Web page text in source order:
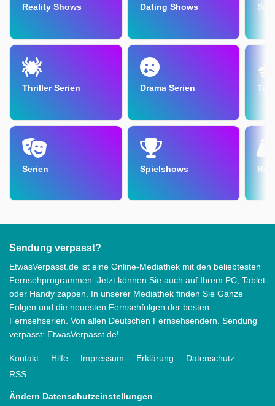
Reality Shows Dating Shows
Thriller Serien Drama Serien
Serien Spielshows
Sendung verpasst?
EtwasVerpasst.de ist eine Online-Mediathek mit den beliebtesten
Fernsehprogrammen. Jetzt können Sie auch auf Ihrem PC, Tablet
oder Handy zappen. In unserer Mediathek finden Sie Ganze
Folgen und die neuesten Fernsehfolgen der besten
Fernsehserien. Von allen Deutschen Fernsehsendern. Sendung
verpasst: EtwasVerpasst.de!
Kontakt Hilfe Impressum Erklärung
Datenschutz
RSS
Ändern Datenschutzeinstellungen